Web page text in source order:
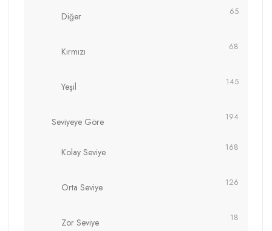
Diğer 65
Kırmızı 68
Yeşil 145
Seviyeye Göre 194
Kolay Seviye 168
Orta Seviye 126
Zor Seviye 18